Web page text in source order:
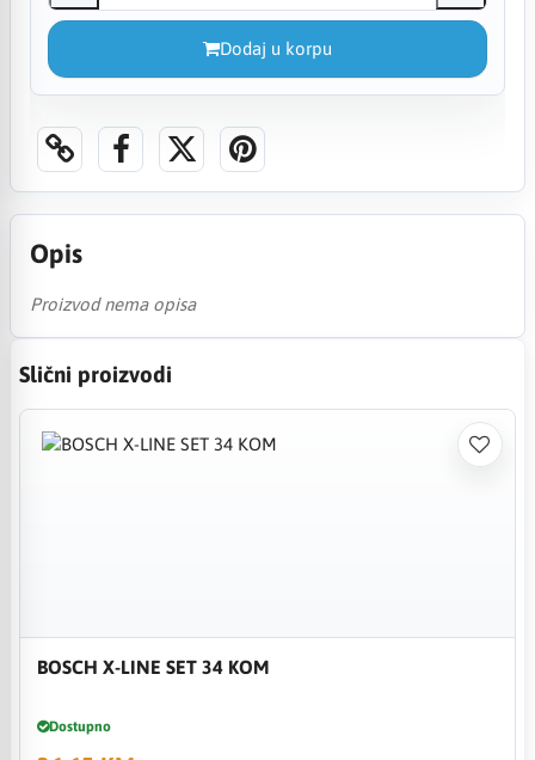
Dodaj u korpu
Opis
Proizvod nema opisa
Slični proizvodi
BOSCH X-LINE SET 34 KOM
Dostupno